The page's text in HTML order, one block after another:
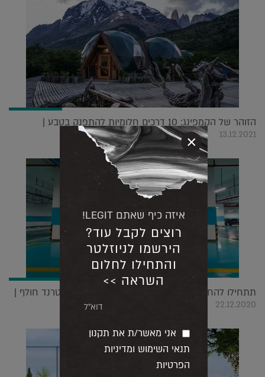
הזוהר של הקמפינג: 10 דרכים חלומיות להתפנק בטבע |
13.12.2021
תתחילו להחליק: מסתבר שרצפות בטון הן ההפך מטרנד חולף |
22.12.2020
איזה כיף שאתם LEGIT!
רוצים לקבל עוד?
הירשמו לניוזלטר
והתחילו לחלום
השראה >>
אני מאשר/ת את תקנון
תנאי השימוש ומדיניות
הפרטיות
×